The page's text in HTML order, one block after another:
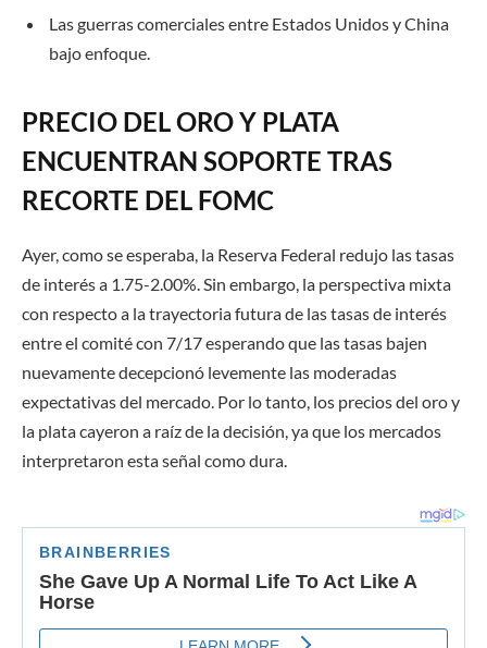
Las guerras comerciales entre Estados Unidos y China
bajo enfoque.
PRECIO DEL ORO Y PLATA
ENCUENTRAN SOPORTE TRAS
RECORTE DEL FOMC
Ayer,como se esperaba, la Reserva Federal redujo las tasas
de interés a 1.75-2.00%. Sin embargo, la perspectiva mixta
con respecto a la trayectoria futura de las tasas de interés
entre el comité con 7/17 esperando que las tasas bajen
nuevamente decepcionó levemente las moderadas
expectativas del mercado. Por lo tanto, los precios del oro y
la plata cayeron a raíz de la decisión, ya que los mercados
interpretaron esta señal como dura.